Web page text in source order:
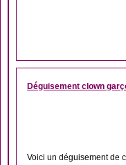
Déguisement clown
Voici un déguisement de